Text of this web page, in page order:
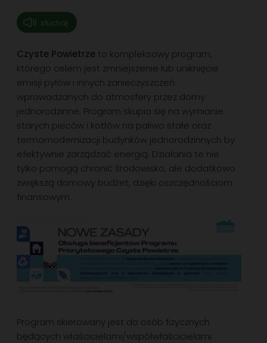
słuchaj
Czyste Powietrze to kompleksowy program,
którego celem jest zmniejszenie lub uniknięcie
emisji pyłów i innych zanieczyszczeń
wprowadzanych do atmosfery przez domy
jednorodzinne. Program skupia się na wymianie
starych pieców i kotłów na paliwo stałe oraz
termomodernizacji budynków jednorodzinnych by
efektywnie zarządzać energią. Działania te nie
tylko pomogą chronić środowisko, ale dodatkowo
zwiększą domowy budżet, dzięki oszczędnościom
finansowym.
Program skierowany jest do osób fizycznych
będących właścicielami/współwłaścicielami